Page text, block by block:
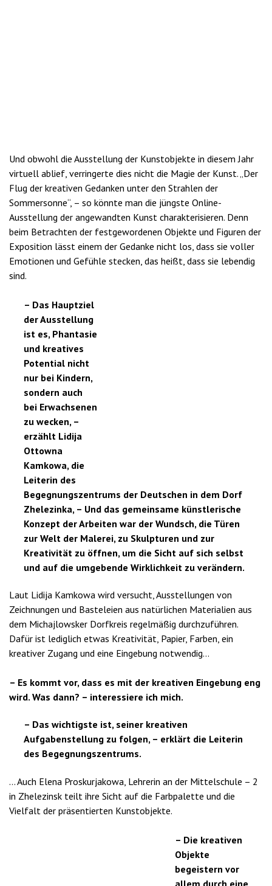
Und obwohl die Ausstellung der Kunstobjekte in diesem Jahr
virtuell ablief, verringerte dies nicht die Magie der Kunst. „Der
Flug der kreativen Gedanken unter den Strahlen der
Sommersonne“, – so könnte man die jüngste Online-
Ausstellung der angewandten Kunst charakterisieren. Denn
beim Betrachten der festgewordenen Objekte und Figuren der
Exposition lässt einem der Gedanke nicht los, dass sie voller
Emotionen und Gefühle stecken, das heißt, dass sie lebendig
sind.
– Das Hauptziel
der Ausstellung
ist es, Phantasie
und kreatives
Potential nicht
nur bei Kindern,
sondern auch
bei Erwachsenen
zu wecken, –
erzählt Lidija
Ottowna
Kamkowa, die
Leiterin des
Begegnungszentrums der Deutschen in dem Dorf
Zhelezinka, – Und das gemeinsame künstlerische
Konzept der Arbeiten war der Wundsch, die Türen
zur Welt der Malerei, zu Skulpturen und zur
Kreativität zu öffnen, um die Sicht auf sich selbst
und auf die umgebende Wirklichkeit zu verändern.
Laut Lidija Kamkowa wird versucht, Ausstellungen von
Zeichnungen und Basteleien aus natürlichen Materialien aus
dem Michajlowsker Dorfkreis regelmäßig durchzuführen.
Dafür ist lediglich etwas Kreativität, Papier, Farben, ein
kreativer Zugang und eine Eingebung notwendig…
– Es kommt vor, dass es mit der kreativen Eingebung eng
wird. Was dann? – interessiere ich mich.
– Das wichtigste ist, seiner kreativen
Aufgabenstellung zu folgen, – erklärt die Leiterin
des Begegnungszentrums.
… Auch Elena Proskurjakowa, Lehrerin an der Mittelschule – 2
in Zhelezinsk teilt ihre Sicht auf die Farbpalette und die
Vielfalt der präsentierten Kunstobjekte.
– Die kreativen
Objekte
begeistern vor
allem durch eine